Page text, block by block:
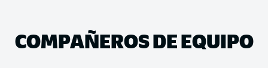
COMPAÑEROS DE EQUIPO